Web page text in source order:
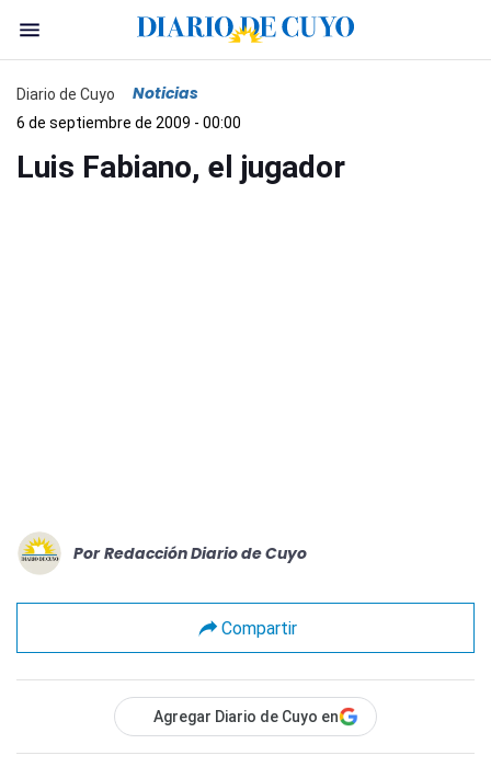
Diario de Cuyo Noticias
6 de septiembre de 2009 - 00:00
Luis Fabiano, el jugador
Por Redacción Diario de Cuyo
Compartir
Agregar Diario de Cuyo en